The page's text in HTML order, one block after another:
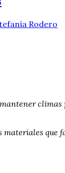
Rodero
materiales que